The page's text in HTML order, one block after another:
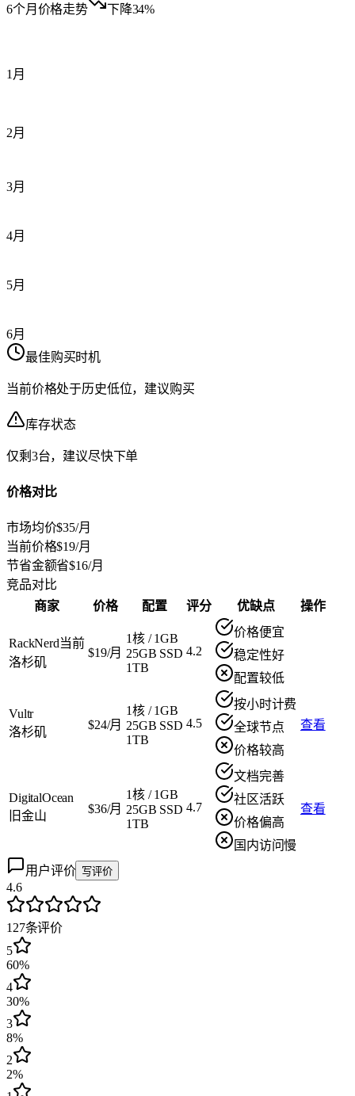
6个月价格走势
下降34%
1月
2月
3月
4月
5月
6月
最佳购买时机
当前价格处于历史低位，建议购买
库存状态
仅剩3台，建议尽快下单
价格对比
市场均价$35/月
当前价格$19/月
节省金额省$16/月
竞品对比
商家
价格 配置 评分 优缺点 操作
RackNerd当前
洛杉矶
$19/月
1核/1GB
25GB SSD
1TB
4.2
价格便宜
稳定性好
配置较低
Vultr
洛杉矶
$24/月
1核/1GB
25GB SSD
1TB
4.5
按小时计费
全球节点
价格较高
查看
DigitalOcean
旧金山
$36/月
1核/1GB
25GB SSD
1TB
4.7
文档完善
社区活跃
价格偏高
国内访问慢
查看
用户评价 写评价
4.6
127条评价
5
60%
4
30%
3
8%
2
2%